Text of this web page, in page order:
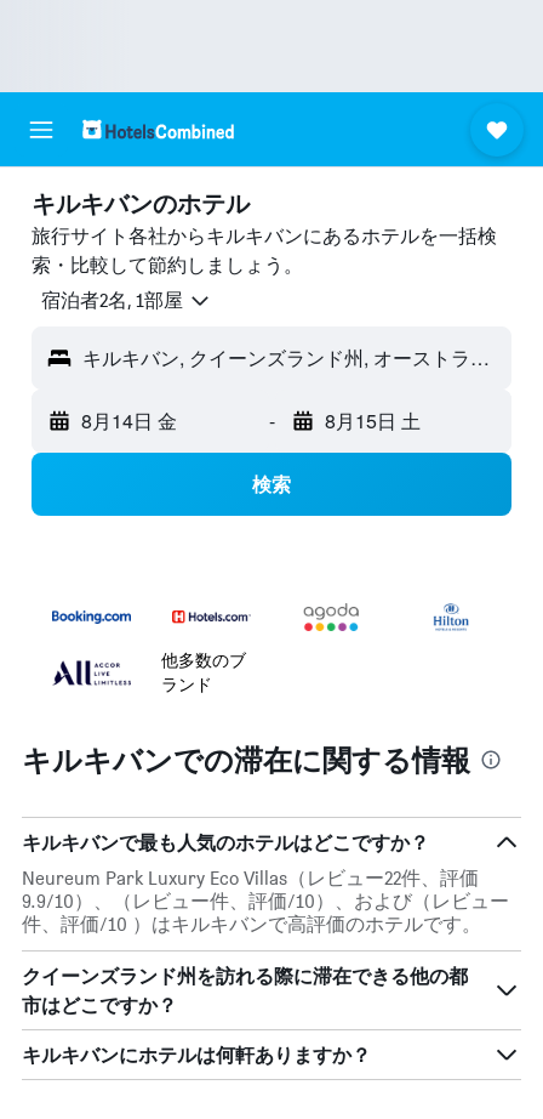
キルキバンのホテル
旅行サイト各社からキルキバンにあるホテルを一括検
索・比較して節約しましょう。
宿泊者2名, 1​部屋
キルキバン, クイーンズランド州, オーストラリア
8月14日 金 - 8月15日 土
検索
他多数のブ
ランド
キルキバンでの滞在に関する情報
キルキバンで最も人気のホテルはどこですか？
Neureum Park Luxury Eco Villas（レビュー22件、評価
9.9/10）、（レビュー件、評価/10）、および（レビュー
件、評価/10 ）はキルキバンで高評価のホテルです。
クイーンズランド州を訪れる際に滞在できる他の都
市はどこですか？
キルキバンにホテルは何軒ありますか？